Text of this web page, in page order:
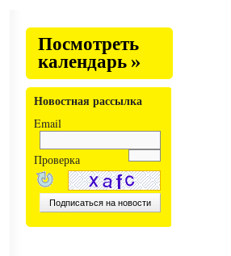
Посмотреть
календарь »
Новостная рассылка
Email
Проверка